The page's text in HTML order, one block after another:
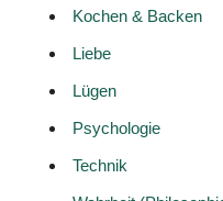
Kochen & Backen
Liebe
Lügen
Psychologie
Technik